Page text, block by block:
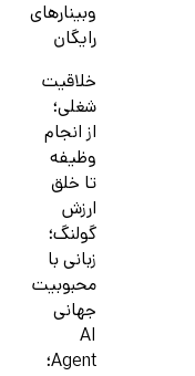
وبینارهای
رایگان
خلاقیت
شغلی؛
از انجام
وظیفه
تا خلق
ارزش
گولنگ؛
زبانی با
محبوبیت
جهانی
AI
Agent؛